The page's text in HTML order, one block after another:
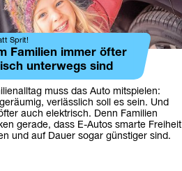
Sprit!
Familien immer öfter
unterwegs sind
muss das Auto mitspielen:
verlässlich soll es sein. Und
auch elektrisch. Denn Familien
gerade, dass E-Autos smarte Freiheit
und auf Dauer sogar günstiger sind.